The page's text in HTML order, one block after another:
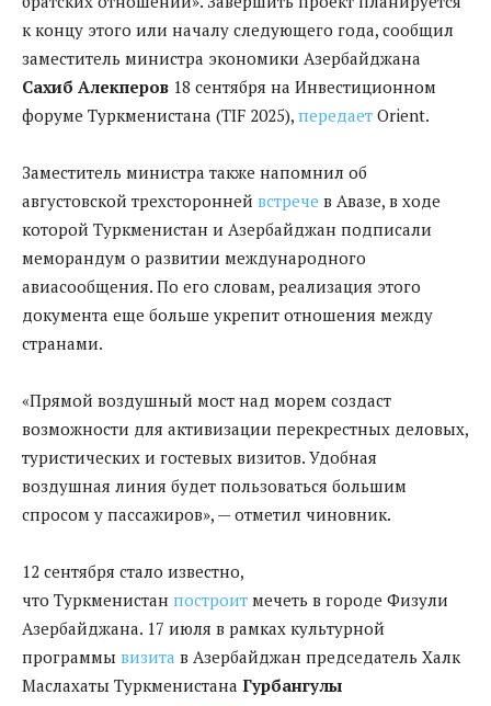
к концу этого или началу следующего года, сообщил
заместитель министра экономики Азербайджана
Сахиб Алекперов 18 сентября на Инвестиционном
форуме Туркменистана (TIF 2025), передает Orient.
Заместитель министра также напомнил об
августовской трехсторонней встрече в Авазе, в ходе
которой Туркменистан и Азербайджан подписали
меморандум о развитии международного
авиасообщения. По его словам, реализация этого
документа еще больше укрепит отношения между
странами.
«Прямой воздушный мост над морем создаст
возможности для активизации перекрестных деловых,
туристических и гостевых визитов. Удобная
воздушная линия будет пользоваться большим
спросом у пассажиров», — отметил чиновник.
12 сентября стало известно,
что Туркменистан построит мечеть в городе Физули
Азербайджана. 17 июля в рамках культурной
программы визита в Азербайджан председатель Халк
Маслахаты Туркменистана Гурбангулы